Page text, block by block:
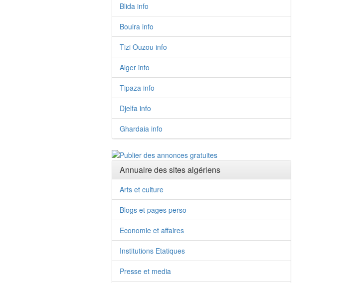
Blida info
Bouira info
Tizi Ouzou info
Alger info
Tipaza info
Djelfa info
Ghardaia info
Annuaire des sites algériens
Arts et culture
Blogs et pages perso
Economie et affaires
Institutions Etatiques
Presse et media